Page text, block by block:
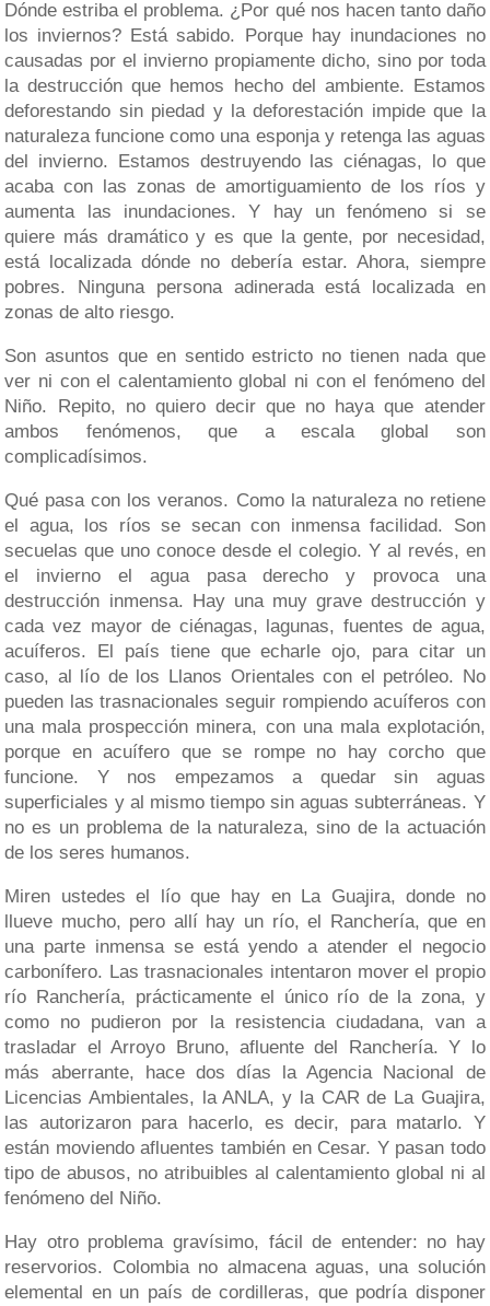
Dónde estriba el problema. ¿Por qué nos hacen tanto daño
los inviernos? Está sabido. Porque hay inundaciones no
causadas por el invierno propiamente dicho, sino por toda
la destrucción que hemos hecho del ambiente. Estamos
deforestando sin piedad y la deforestación impide que la
naturaleza funcione como una esponja y retenga las aguas
del invierno. Estamos destruyendo las ciénagas, lo que
acaba con las zonas de amortiguamiento de los ríos y
aumenta las inundaciones. Y hay un fenómeno si se
quiere más dramático y es que la gente, por necesidad,
está localizada dónde no debería estar. Ahora, siempre
pobres. Ninguna persona adinerada está localizada en
zonas de alto riesgo.
Son asuntos que en sentido estricto no tienen nada que
ver ni con el calentamiento global ni con el fenómeno del
Niño. Repito, no quiero decir que no haya que atender
ambos fenómenos, que a escala global son
complicadísimos.
Qué pasa con los veranos. Como la naturaleza no retiene
el agua, los ríos se secan con inmensa facilidad. Son
secuelas que uno conoce desde el colegio. Y al revés, en
el invierno el agua pasa derecho y provoca una
destrucción inmensa. Hay una muy grave destrucción y
cada vez mayor de ciénagas, lagunas, fuentes de agua,
acuíferos. El país tiene que echarle ojo, para citar un
caso, al lío de los Llanos Orientales con el petróleo. No
pueden las trasnacionales seguir rompiendo acuíferos con
una mala prospección minera, con una mala explotación,
porque en acuífero que se rompe no hay corcho que
funcione. Y nos empezamos a quedar sin aguas
superficiales y al mismo tiempo sin aguas subterráneas. Y
no es un problema de la naturaleza, sino de la actuación
de los seres humanos.
Miren ustedes el lío que hay en La Guajira, donde no
llueve mucho, pero allí hay un río, el Ranchería, que en
una parte inmensa se está yendo a atender el negocio
carbonífero. Las trasnacionales intentaron mover el propio
río Ranchería, prácticamente el único río de la zona, y
como no pudieron por la resistencia ciudadana, van a
trasladar el Arroyo Bruno, afluente del Ranchería. Y lo
más aberrante, hace dos días la Agencia Nacional de
Licencias Ambientales, la ANLA, y la CAR de La Guajira,
las autorizaron para hacerlo, es decir, para matarlo. Y
están moviendo afluentes también en Cesar. Y pasan todo
tipo de abusos, no atribuibles al calentamiento global ni al
fenómeno del Niño.
Hay otro problema gravísimo, fácil de entender: no hay
reservorios. Colombia no almacena aguas, una solución
elemental en un país de cordilleras, que podría disponer